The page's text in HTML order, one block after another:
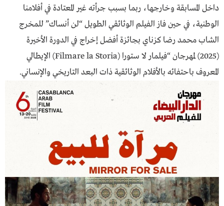
داخل المسابقة وخارجها، ربما بسبب جرأته غير المعتادة في أفلامنا
الوطنية، في حين فاز الفيلم الوثائقي الطويل “لن أنساك” للمخرج
الشاب محمد رضا كزناي بجائزة أفضل إخراج في الدورة الأخيرة
(2025) لمهرجان “فيلمار لا ستورا (Filmare la Storia) الإيطالي
المعروف باحتفائه بالأفلام الوثائقية ذات البعد التاريخي والإنساني.